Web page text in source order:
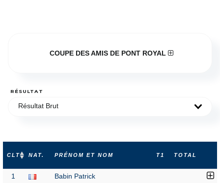
COUPE DES AMIS DE PONT ROYAL
RÉSULTAT
Résultat Brut
CLT NAT. PRÉNOM ET NOM T1 TOTAL
1
Babin Patrick